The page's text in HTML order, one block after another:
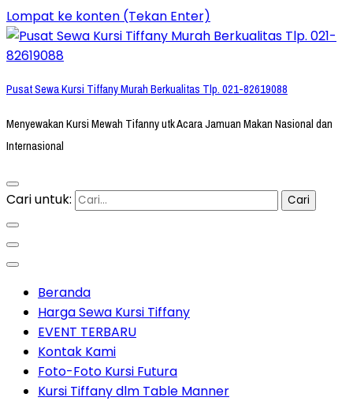
Lompat ke konten (Tekan Enter)
Pusat Sewa Kursi Tiffany Murah Berkualitas Tlp. 021-82619088
Menyewakan Kursi Mewah Tifanny utk Acara Jamuan Makan Nasional dan
Internasional
Cari untuk:
Beranda
Harga Sewa Kursi Tiffany
EVENT TERBARU
Kontak Kami
Foto-Foto Kursi Futura
Kursi Tiffany dlm Table Manner